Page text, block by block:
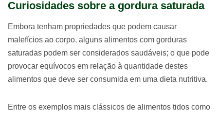
Curiosidades sobre a gordura saturada
Embora tenham propriedades que podem causar
malefícios ao corpo, alguns alimentos com gorduras
saturadas podem ser considerados saudáveis; o que pode
provocar equívocos em relação à quantidade destes
alimentos que deve ser consumida em uma dieta nutritiva.
Entre os exemplos mais clássicos de alimentos tidos como